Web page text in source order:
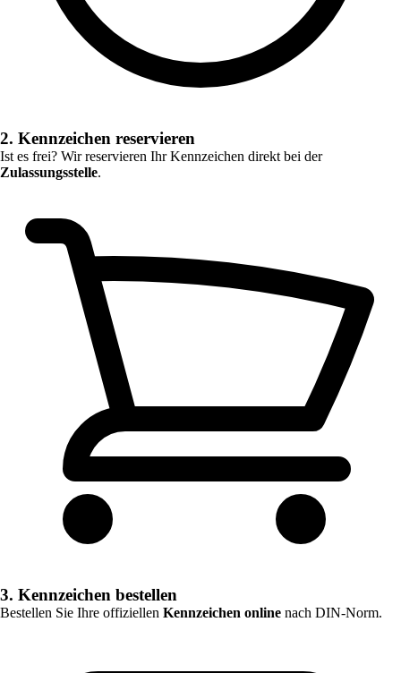
2. Kennzeichen reservieren
Ist es frei? Wir reservieren Ihr Kennzeichen direkt bei der
Zulassungsstelle.
3. Kennzeichen bestellen
Bestellen Sie Ihre offiziellen Kennzeichen online nach DIN-Norm.